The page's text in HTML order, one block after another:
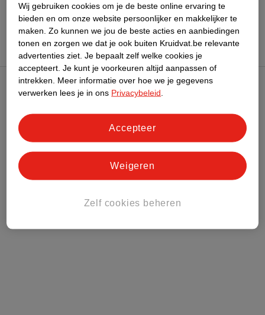
Advies door Kruidvat
Kruidvat Club
Klantenservice
Over Kruidvat
Wij gebruiken cookies om je de beste online ervaring te
bieden en om onze website persoonlijker en makkelijker te
maken. Zo kunnen we jou de beste acties en aanbiedingen
tonen en zorgen we dat je ook buiten Kruidvat.be relevante
advertenties ziet. Je bepaalt zelf welke cookies je
accepteert. Je kunt je voorkeuren altijd aanpassen of
intrekken.
Meer informatie over hoe we je gegevens
verwerken lees je in ons Privacybeleid
Zelf cookies beheren
Weigeren
Accepteer